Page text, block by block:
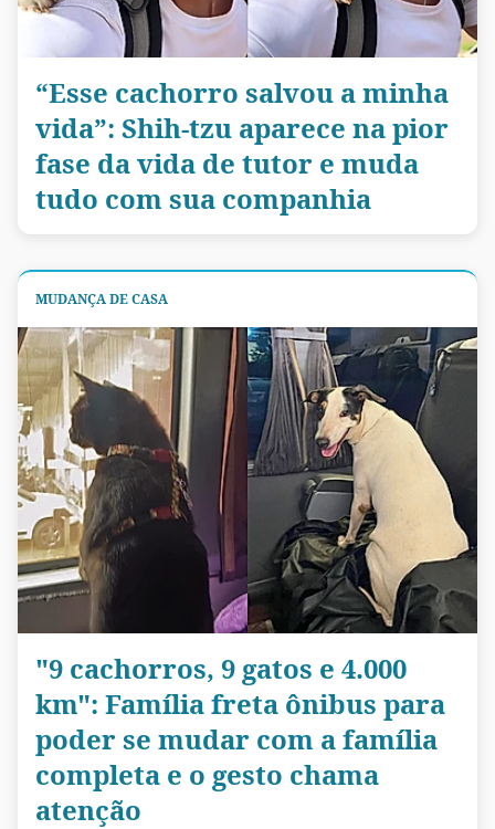
“Esse cachorro salvou a minha
vida”: Shih-tzu aparece na pior
fase da vida de tutor e muda
tudo com sua companhia
MUDANÇA DE CASA
"9 cachorros, 9 gatos e 4.000
km": Família freta ônibus para
poder se mudar com a família
completa e o gesto chama
atenção